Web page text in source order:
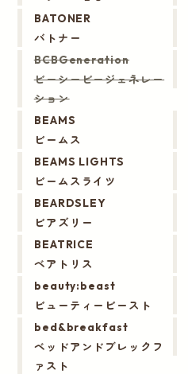
BATONER
バトナー
BCBGeneration
ビーシービージェネレー
ション
BEAMS
ビームス
BEAMS LIGHTS
ビームスライツ
BEARDSLEY
ビアズリー
BEATRICE
ベアトリス
beauty:beast
ビューティービースト
bed&breakfast
ベッドアンドブレックフ
ァスト